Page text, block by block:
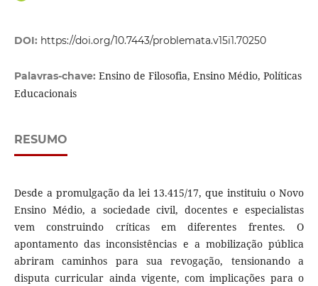
DOI: https://doi.org/10.7443/problemata.v15i1.70250
Palavras-chave: Ensino de Filosofia, Ensino Médio, Políticas
Educacionais
RESUMO
Desde a promulgação da lei 13.415/17, que instituiu o Novo
Ensino Médio, a sociedade civil, docentes e especialistas
vem construindo críticas em diferentes frentes. O
apontamento das inconsistências e a mobilização pública
abriram caminhos para sua revogação, tensionando a
disputa curricular ainda vigente, com implicações para o